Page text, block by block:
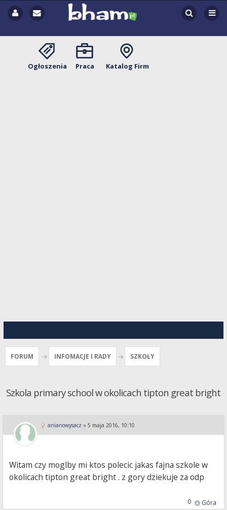
Ogłoszenia Praca Katalog Firm
FORUM INFOMACJE I RADY SZKOŁY
Szkola primary school w okolicach tipton great bright
anianowysacz » 5 maja 2016, 10:10
Witam czy moglby mi ktos polecic jakas fajna szkole w
okolicach tipton great bright . z gory dziekuje za odp
Góra
0